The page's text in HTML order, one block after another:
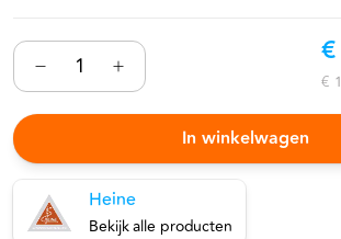
€
In winkelwagen
Heine
Bekijk alle producten